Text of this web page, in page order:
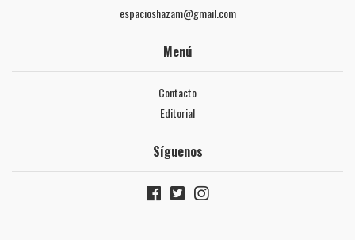
espacioshazam@gmail.com
Menú
Contacto
Editorial
Síguenos